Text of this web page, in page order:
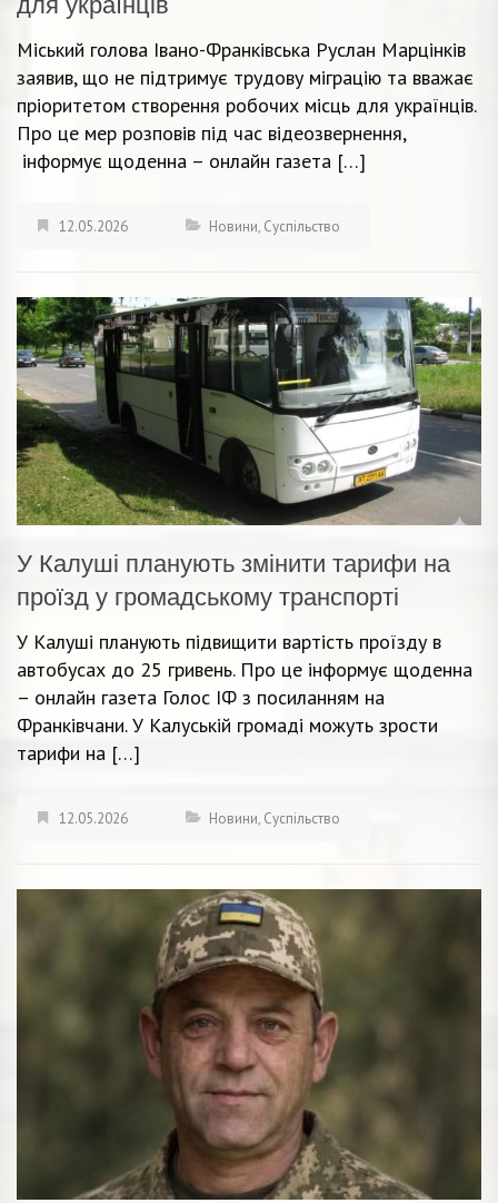
Міський голова Івано-Франківська Руслан Марцінків
заявив, що не підтримує трудову міграцію та вважає
пріоритетом створення робочих місць для українців.
Про це мер розповів під час відеозвернення,
інформує щоденна – онлайн газета […]
12.05.2026 Новини, Суспільство
У Калуші планують змінити тарифи на
проїзд у громадському транспорті
У Калуші планують підвищити вартість проїзду в
автобусах до 25 гривень. Про це інформує щоденна
– онлайн газета Голос ІФ з посиланням на
Франківчани. У Калуській громаді можуть зрости
тарифи на […]
12.05.2026 Новини, Суспільство